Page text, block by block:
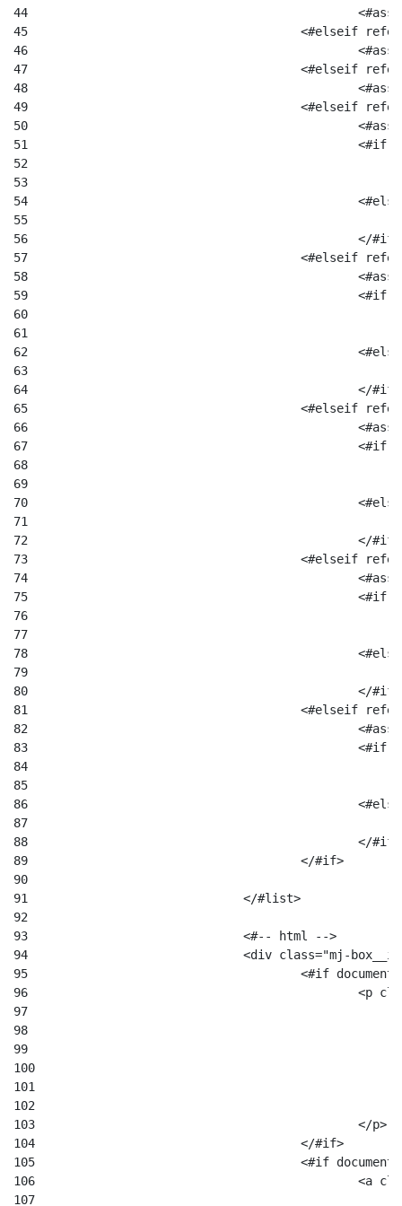
44
45
<#elseif
46
47
<#elseif
48
49
<#elseif
50
51
52
53
54
55
56
</
57
<#elseif
58
59
60
61
62
63
64
</
65
<#elseif
66
67
68
69
70
71
72
</
73
<#elseif
74
75
76
77
78
79
80
</
81
<#elseif
82
83
84
85
86
87
88
</
89
					</#if>
90
91
				</#list>
92
93
				<#-- html -->
94
<div class="mj-
95
<#if
96
97
98
99
100
101
102
103
						</p>
104
					</#if>
105
<#if
106
107